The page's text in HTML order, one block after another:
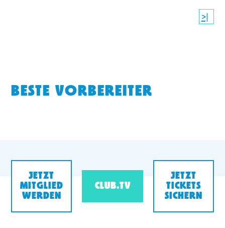
>|
BESTE VORBEREITER
JETZT
MITGLIED
WERDEN
CLUB.TV
JETZT
TICKETS
SICHERN